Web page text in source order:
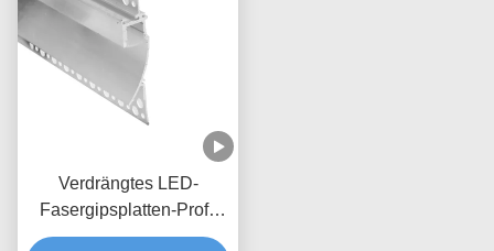
Verdrängtes LED-
Fasergipsplatten-Profil
mit PC-